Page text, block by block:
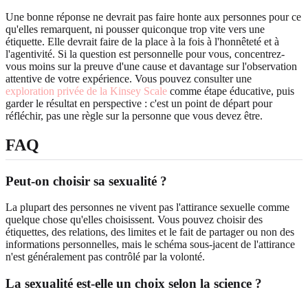
Une bonne réponse ne devrait pas faire honte aux personnes pour ce
qu'elles remarquent, ni pousser quiconque trop vite vers une
étiquette. Elle devrait faire de la place à la fois à l'honnêteté et à
l'agentivité. Si la question est personnelle pour vous, concentrez-
vous moins sur la preuve d'une cause et davantage sur l'observation
attentive de votre expérience. Vous pouvez consulter une
exploration privée de la Kinsey Scale comme étape éducative, puis
garder le résultat en perspective : c'est un point de départ pour
réfléchir, pas une règle sur la personne que vous devez être.
FAQ
Peut-on choisir sa sexualité ?
La plupart des personnes ne vivent pas l'attirance sexuelle comme
quelque chose qu'elles choisissent. Vous pouvez choisir des
étiquettes, des relations, des limites et le fait de partager ou non des
informations personnelles, mais le schéma sous-jacent de l'attirance
n'est généralement pas contrôlé par la volonté.
La sexualité est-elle un choix selon la science ?